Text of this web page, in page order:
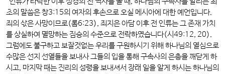
초의 말씀은 창3:15의 여자의 후손으로 오실 메시아에 대한 예언입니다.
죄의 삯은 사망이므로(롬6:23), 죄지은 아담 이후 전 인류는 그 존재 가치
를 상실하여 멸망하는 짐승의 수준으로 전락하였습니다(시49:12, 20).
그럼에도 불구하고 보잘것없는 우리를 구원하시기 위해 하나님의 열심으로
수많은 선지 선열들을 보내사 그들의 입을 통해 구속사의 은총을 깨닫게 하
시고, 마지막 때는 진리의 성령을 보내셔서 장래 일을 알게 하시는 하나님의